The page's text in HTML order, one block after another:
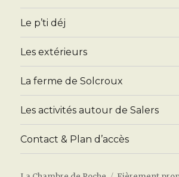
Le p’ti déj
Les extérieurs
La ferme de Solcroux
Les activités autour de Salers
Contact & Plan d’accès